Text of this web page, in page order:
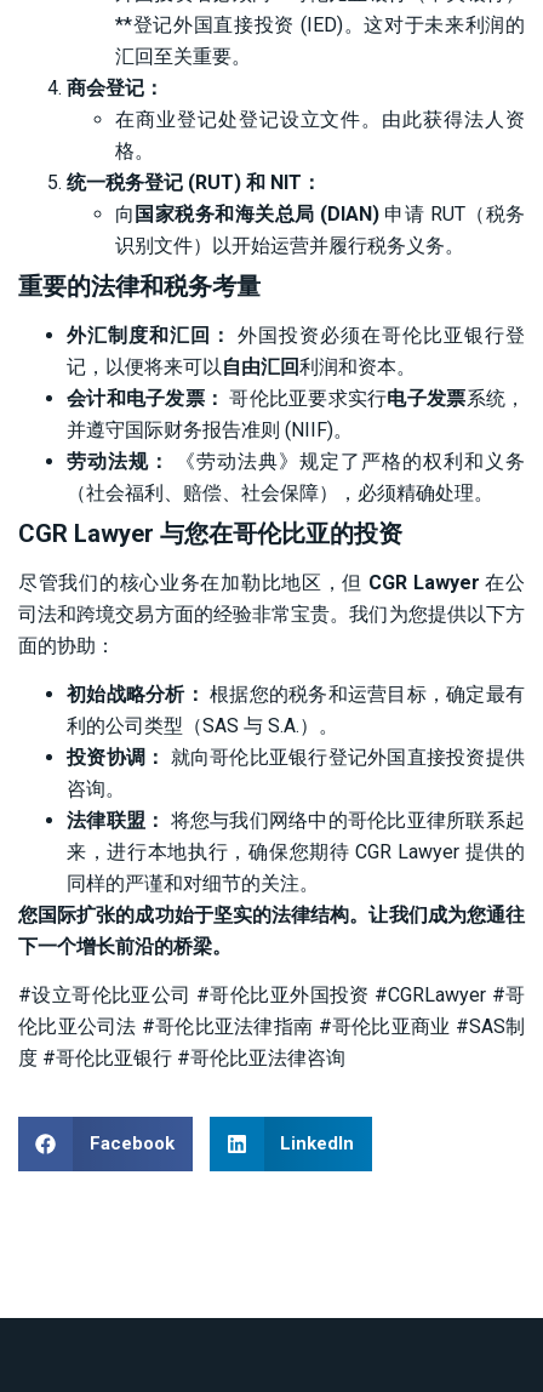
**登记外国直接投资 (IED)。这对于未来利润的
汇回至关重要。
商会登记：
在商业登记处登记设立文件。由此获得法人资
格。
统一税务登记 (RUT) 和 NIT：
向 国家税务和海关总局 (DIAN)申请 RUT（税务
识别文件）以开始运营并履行税务义务。
重要的法律和税务考量
外汇制度和汇回：
外国投资必须在哥伦比亚银行登
记，以便将来可以 自由汇回利润和资本。
会计和电子发票： 哥伦比亚要求实行电子发票系统，
并遵守国际财务报告准则 (NIIF)。
劳动法规：
《劳动法典》规定了严格的权利和义务
（社会福利、赔偿、社会保障），必须精确处理。
CGR Lawyer 与您在哥伦比亚的投资
尽管我们的核心业务在加勒比地区，但 CGR Lawyer 在公
司法和跨境交易方面的经验非常宝贵。我们为您提供以下方
面的协助：
初始战略分析： 根据您的税务和运营目标，确定最有
利的公司类型（SAS 与 S.A.）。
投资协调： 就向哥伦比亚银行登记外国直接投资提供
咨询。
法律联盟： 将您与我们网络中的哥伦比亚律所联系起
来，进行本地执行，确保您期待 CGR Lawyer 提供的
同样的严谨和对细节的关注。
您国际扩张的成功始于坚实的法律结构。让我们成为您通往
下一个增长前沿的桥梁。
#设立哥伦比亚公司 #哥伦比亚外国投资 #CGRLawyer #哥
伦比亚公司法 #哥伦比亚法律指南 #哥伦比亚商业 #SAS制
度 #哥伦比亚银行 #哥伦比亚法律咨询
Facebook LinkedIn